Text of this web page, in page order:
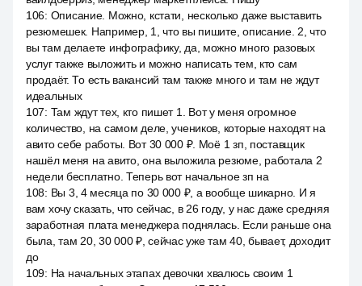
106: Описание. Можно, кстати, несколько даже выставить
резюмешек. Например, 1, что вы пишите, описание. 2, что
вы там делаете инфографику, да, можно много разовых
услуг также выложить и можно написать тем, кто сам
продаёт. То есть вакансий там также много и там не ждут
идеальных
107: Там ждут тех, кто пишет 1. Вот у меня огромное
количество, на самом деле, учеников, которые находят на
авито себе работы. Вот 30 000 ₽. Моё 1 зп, поставщик
нашёл меня на авито, она выложила резюме, работала 2
недели бесплатно. Теперь вот начальное зп на
108: Вы 3, 4 месяца по 30 000 ₽, а вообще шикарно. И я
вам хочу сказать, что сейчас, в 26 году, у нас даже средняя
заработная плата менеджера поднялась. Если раньше она
была, там 20, 30 000 ₽, сейчас уже там 40, бывает, доходит
до
109: На начальных этапах девочки хвалюсь своим 1